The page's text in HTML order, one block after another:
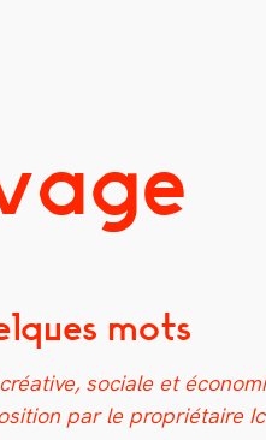
disponibles
mots
sociale et
par le pro­prié­taire